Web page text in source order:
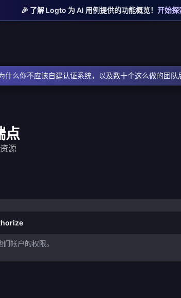
🎉 了解 Logto 为 AI 用例提供的功能概览！ 开始探
什么你不应该自建认证系统，以及数十个这么做的团队
点
源
帐户的权限。